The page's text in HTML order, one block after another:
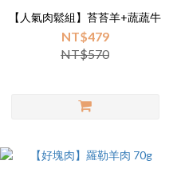
【人氣肉鬆組】苔苔羊+蔬蔬牛
NT$479
NT$570